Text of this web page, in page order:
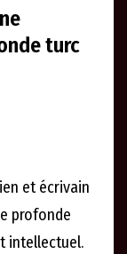
turc
et écrivain
profonde
intellectuel.